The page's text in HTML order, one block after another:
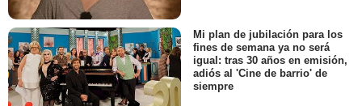
Mi plan de jubilación para los
fines de semana ya no será
igual: tras 30 años en emisión,
adiós al 'Cine de barrio' de
siempre